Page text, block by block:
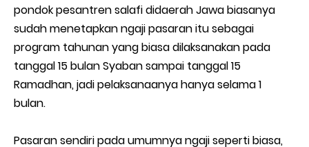
pondok pesantren salafi didaerah Jawa biasanya
sudah menetapkan ngaji pasaran itu sebagai
program tahunan yang biasa dilaksanakan pada
tanggal 15 bulan Syaban sampai tanggal 15
Ramadhan, jadi pelaksanaanya hanya selama 1
bulan.
Pasaran sendiri pada umumnya ngaji seperti biasa,